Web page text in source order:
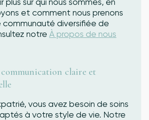
plus sur qui nous sommes, en
et comment nous prenons
communauté diversifiée de
notre À propos de nous
claire et
vous avez besoin de soins
à votre style de vie. Notre